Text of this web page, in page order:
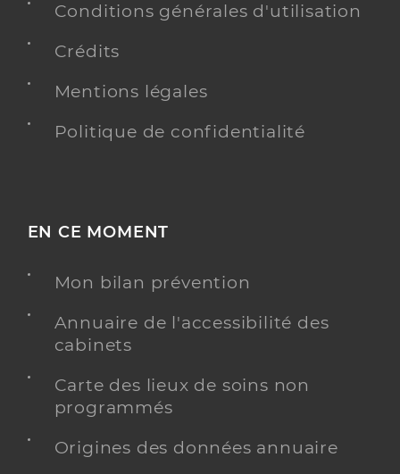
Conditions générales d'utilisation
Crédits
Mentions légales
Politique de confidentialité
EN CE MOMENT
Mon bilan prévention
Annuaire de l'accessibilité des
cabinets
Carte des lieux de soins non
programmés
Origines des données annuaire